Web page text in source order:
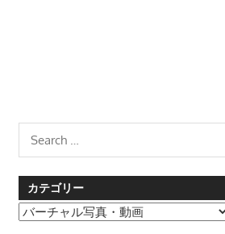
カテゴリー
カ